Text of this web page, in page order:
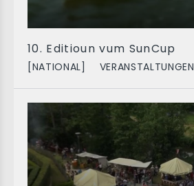
10. Editioun vum SunCup
[NATIONAL] VERANSTALTUNGEN